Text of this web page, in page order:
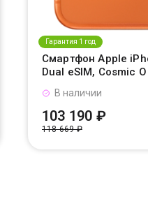
Гарантия 1 год
Смартфон Apple
Dual eSIM, Cosmic O
В наличии
103 190 ₽
118 669 ₽